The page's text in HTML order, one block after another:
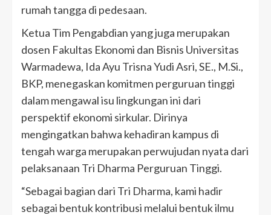
rumah tangga di pedesaan.
Ketua Tim Pengabdian yang juga merupakan
dosen Fakultas Ekonomi dan Bisnis Universitas
Warmadewa, Ida Ayu Trisna Yudi Asri, SE., M.Si.,
BKP, menegaskan komitmen perguruan tinggi
dalam mengawal isu lingkungan ini dari
perspektif ekonomi sirkular. Dirinya
mengingatkan bahwa kehadiran kampus di
tengah warga merupakan perwujudan nyata dari
pelaksanaan Tri Dharma Perguruan Tinggi.
“Sebagai bagian dari Tri Dharma, kami hadir
sebagai bentuk kontribusi melalui bentuk ilmu